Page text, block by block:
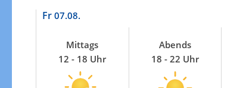
Fr 07.08.
Mittags
12 - 18 Uhr
Abends
18 - 22 Uhr